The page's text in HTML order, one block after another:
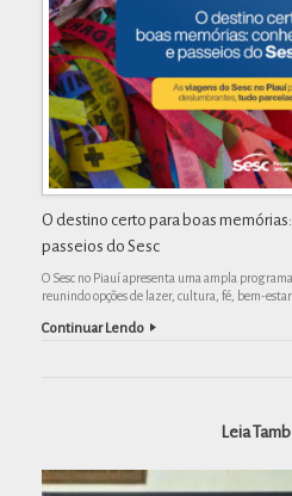
O destino certo para boas
passeios do Sesc
O Sesc no Piauí apresenta uma ampla
reunindo opções de lazer, cultura, fé, bem-
Continuar Lendo
Leia